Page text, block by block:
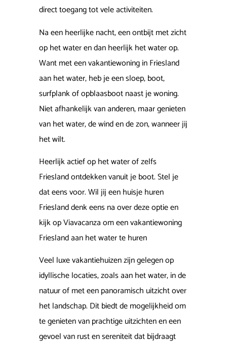
direct toegang tot vele activiteiten.
Na een heerlijke nacht, een ontbijt met zicht
op het water en dan heerlijk het water op.
Want met een vakantiewoning in Friesland
aan het water, heb je een sloep, boot,
surfplank of opblaasboot naast je woning.
Niet afhankelijk van anderen, maar genieten
van het water, de wind en de zon, wanneer jij
het wilt.
Heerlijk actief op het water of zelfs
Friesland ontdekken vanuit je boot. Stel je
dat eens voor. Wil jij een huisje huren
Friesland denk eens na over deze optie en
kijk op Viavacanza om een vakantiewoning
Friesland aan het water te huren
Veel luxe vakantiehuizen zijn gelegen op
idyllische locaties, zoals aan het water, in de
natuur of met een panoramisch uitzicht over
het landschap. Dit biedt de mogelijkheid om
te genieten van prachtige uitzichten en een
gevoel van rust en sereniteit dat bijdraagt